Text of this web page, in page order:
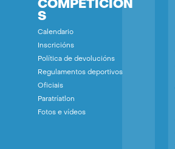
COMPETICIÓN
S
Calendario
Inscricións
Política de devolucións
Regulamentos deportivos
Oficiais
Paratríatlon
Fotos e vídeos